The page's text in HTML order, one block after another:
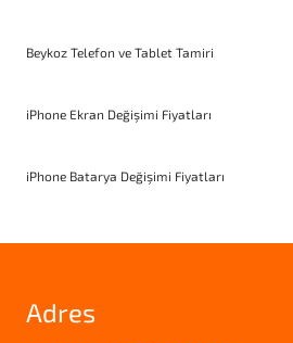
Beykoz Telefon ve Tablet Tamiri
iPhone Ekran Değişimi Fiyatları
iPhone Batarya Değişimi Fiyatları
Adres